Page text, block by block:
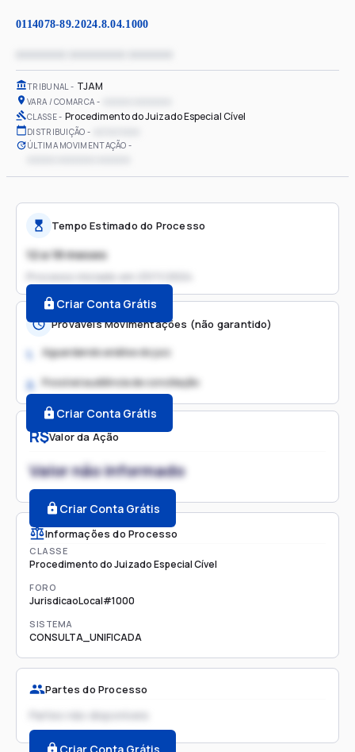
0114078-89.2024.8.04.1000
TRIBUNAL TJAM
VARA / COMARCA
CLASSE Procedimento do Juizado Especial Cível
DISTRIBUIÇÃO
ÚLTIMA MOVIMENTAÇÃO
R$Valor da Ação
Valor não informado
Criar Conta Grátis
Informações do Processo
CLASSE
Procedimento do Juizado Especial Cível
FORO
JurisdicaoLocal#1000
SISTEMA
CONSULTA_UNIFICADA
Partes do Processo
Partes não disponíveis
Criar Conta Grátis
Tempo Estimado do Processo
12 a 18 meses
Processo iniciado em
Criar Conta Grátis
Prováveis Movimentações (não garantido)
1. Aguardando análise do juiz
2. Possível audiência de conciliação
Criar Conta Grátis